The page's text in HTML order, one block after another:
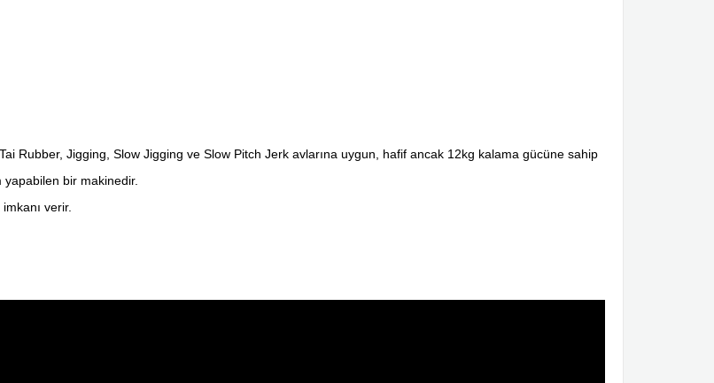
, Tai Rubber, Jigging, Slow Jigging ve Slow Pitch Jerk avlarına uygun, hafif ancak 12kg kalama gücüne sahip
bir makinedir.
verir.